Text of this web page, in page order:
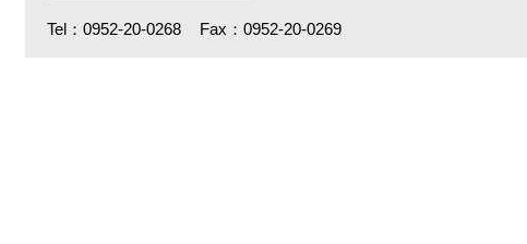
Tel：0952-20-0268 Fax：0952-20-0269